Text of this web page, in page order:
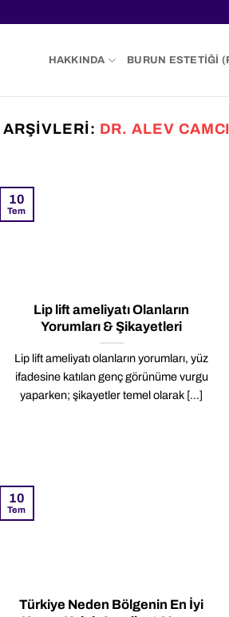
HAKKINDA BURUN ESTETIĞI
ARŞIVLERI: DR. ALEV
Lip lift ameliyatı Olanların
Yorumları & Şikayetleri
Lip lift ameliyatı olanların yorumları, yüz
ifadesine katılan genç görünüme vurgu
yaparken; şikayetler temel olarak [...]
10
Tem
Türkiye Neden Bölgenin En İyi
10
Tem